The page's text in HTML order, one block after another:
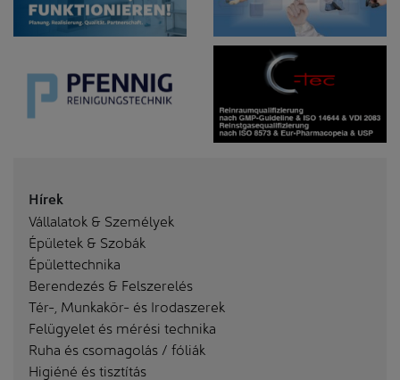
Hírek
Vállalatok & Személyek
Épületek & Szobák
Épülettechnika
Berendezés & Felszerelés
Tér-, Munkakör- és Irodaszerek
Felügyelet és mérési technika
Ruha és csomagolás / fóliák
Higiéné és tisztítás